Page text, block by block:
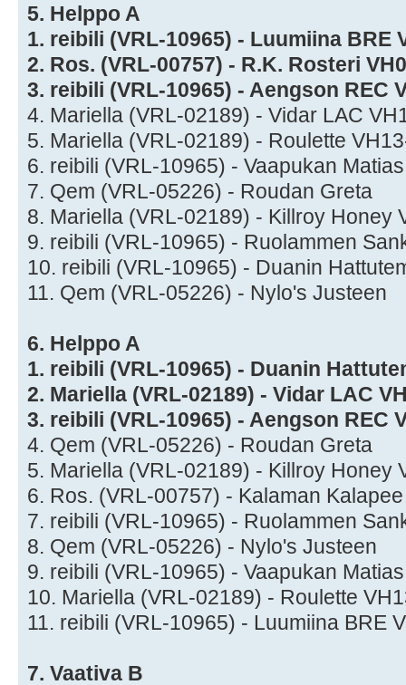
5. Helppo A
1. reibili (VRL-10965) - Luumiina BRE
2. Ros. (VRL-00757) - R.K. Rosteri
3. reibili (VRL-10965) - Aengson REC
4. Mariella (VRL-02189) - Vidar LAC
5. Mariella (VRL-02189) - Roulette
6. reibili (VRL-10965) - Vaapukan Matias
7. Qem (VRL-05226) - Roudan Greta
8. Mariella (VRL-02189) - Killroy Honey
9. reibili (VRL-10965) - Ruolammen
10. reibili (VRL-10965) - Duanin
11. Qem (VRL-05226) - Nylo's Justeen
6. Helppo A
1. reibili (VRL-10965) - Duanin
2. Mariella (VRL-02189) - Vidar LAC
3. reibili (VRL-10965) - Aengson REC
4. Qem (VRL-05226) - Roudan Greta
5. Mariella (VRL-02189) - Killroy Honey
6. Ros. (VRL-00757) - Kalaman
7. reibili (VRL-10965) - Ruolammen
8. Qem (VRL-05226) - Nylo's Justeen
9. reibili (VRL-10965) - Vaapukan Matias
10. Mariella (VRL-02189) - Roulette
11. reibili (VRL-10965) - Luumiina BRE
7. Vaativa B